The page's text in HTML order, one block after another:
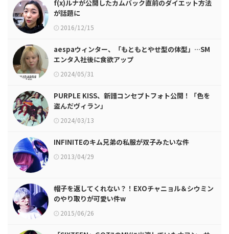
f(x)ルナが公開したカムバック直前のダイエット方法
が話題に
2016/12/15
aespaウィンター、「もともとやせ型の体型」…SM
エンタ入社後に食欲アップ
2024/05/31
PURPLE KISS、新譜コンセプトフォト公開！「色を
盗んだヴィラン」
2024/03/13
INFINITEのキム兄弟の私服が双子みたいな件
2013/04/29
帽子を返してくれない？！EXOチャニョル＆シウミン
のやり取りが可愛い件w
2015/06/26